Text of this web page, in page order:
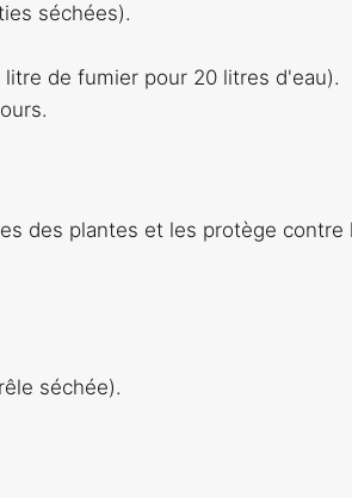
séchées).
de fumier pour 20 litres d'eau).
des plantes et les protège contre
séchée).